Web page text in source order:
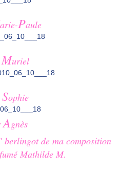
arie-Paule
Muriel
Sophie
Agnès
berlingot de ma composition
Mathilde M.